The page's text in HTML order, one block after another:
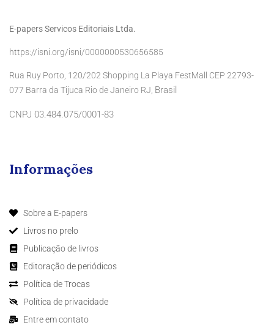
E-papers Servicos Editoriais Ltda.
https://isni.org/isni/0000000530656585
Rua Ruy Porto, 120/202 Shopping La Playa FestMall CEP 22793-
077 Barra da Tijuca Rio de Janeiro RJ, Brasil
CNPJ 03.484.075/0001-83
Informações
Sobre a E-papers
Livros no prelo
Publicação de livros
Editoração de periódicos
Política de Trocas
Política de privacidade
Entre em contato